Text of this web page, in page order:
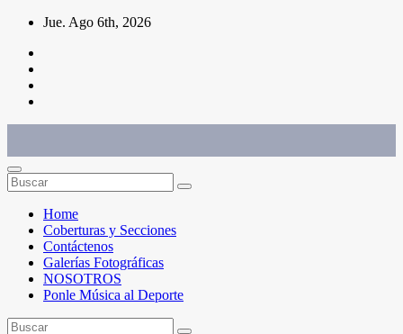
Saltar
contenido
Jue. Ago 6th, 2026
Home
Coberturas y Secciones
Contáctenos
Galerías Fotográficas
NOSOTROS
Ponle Música al Deporte